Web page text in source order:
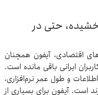
حتی در
اقتصادی، آیفون همچنان
ایرانی باقی مانده است.
و طول عمر نرم‌افزاری،
است. آیفون برای بسیاری از